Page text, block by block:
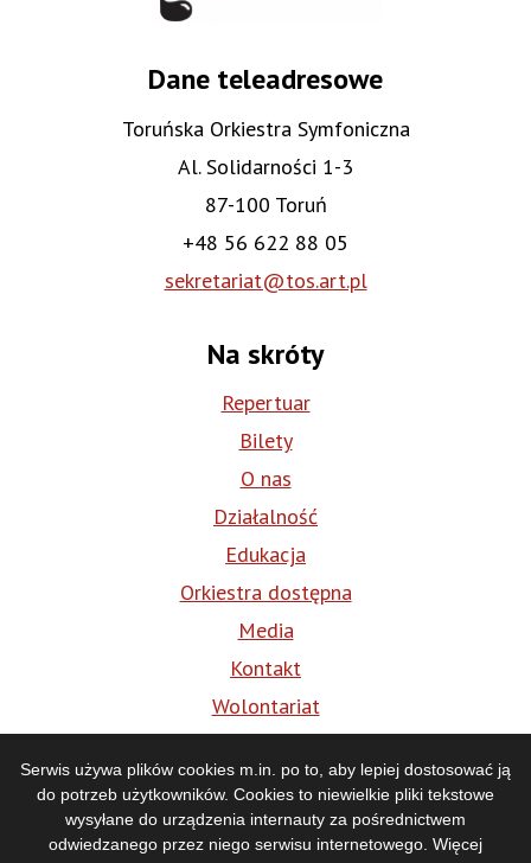
Serwis używa plików cookies m.in. po to, aby lepiej dostosować ją
do potrzeb użytkowników. Cookies to niewielkie pliki tekstowe
wysyłane do urządzenia internauty za pośrednictwem
odwiedzanego przez niego serwisu internetowego. Więcej
Dane teleadresowe
Toruńska Orkiestra Symfoniczna
Al. Solidarności 1-3
87-100 Toruń
+48 56 622 88 05
sekretariat@tos.art.pl
Na skróty
Repertuar
Bilety
O nas
Działalność
Edukacja
Orkiestra dostępna
Media
Kontakt
Wolontariat
Media